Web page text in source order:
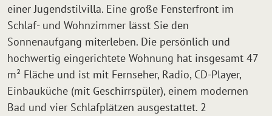
einer Jugendstilvilla. Eine große Fensterfront im
Schlaf- und Wohnzimmer lässt Sie den
Sonnenaufgang miterleben. Die persönlich und
hochwertig eingerichtete Wohnung hat insgesamt 47
m² Fläche und ist mit Fernseher, Radio, CD-Player,
Einbauküche (mit Geschirrspüler), einem modernen
Bad und vier Schlafplätzen ausgestattet. 2